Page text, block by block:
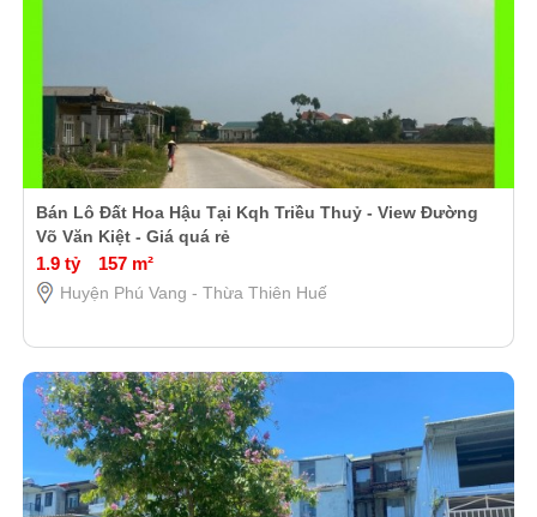
Bán Lô Đất Hoa Hậu Tại Kqh Triều Thuỷ - View Đường
Võ Văn Kiệt - Giá quá rẻ️
1.9 tỷ 157 m²
Huyện Phú Vang - Thừa Thiên Huế